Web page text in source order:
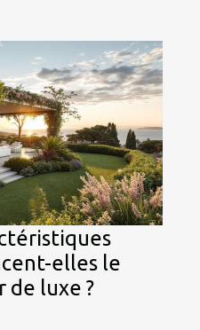
elles le
de luxe ?